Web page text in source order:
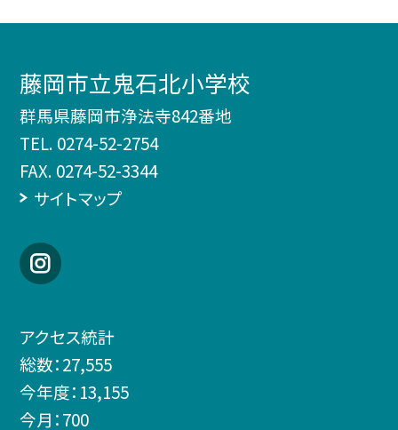
藤岡市立鬼石北小学校
群馬県藤岡市浄法寺842番地
TEL. 0274-52-2754
FAX. 0274-52-3344
サイトマップ
アクセス統計
総数：27,555
今年度： 13,155
今月：700